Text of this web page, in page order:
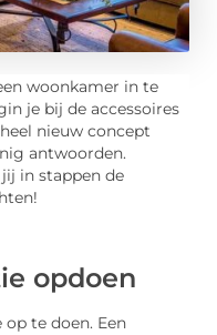
woonkamer in te
je bij de accessoires
nieuw concept
antwoorden.
in stappen de
opdoen
te doen. Een